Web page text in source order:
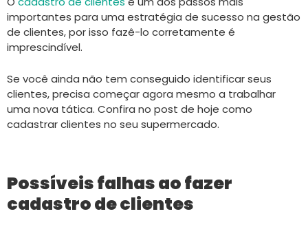
importantes para uma estratégia de sucesso na gestão
de clientes, por isso fazê-lo corretamente é
imprescindível.
Se você ainda não tem conseguido identificar seus
clientes, precisa começar agora mesmo a trabalhar
uma nova tática. Confira no post de hoje como
cadastrar clientes no seu supermercado.
Possíveis falhas ao fazer
cadastro de clientes